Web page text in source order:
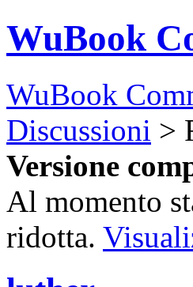
WuBook
WuBook
Discussioni >
Versione
Al momento
ridotta.